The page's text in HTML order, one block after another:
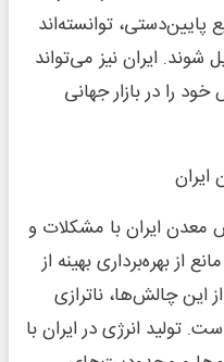
پایین‌دستی، توانسته‌اند
شوند. ایران نیز می‌تواند
را در بازار جهانی
معدن ایران با مشکلات و
از بهره‌برداری بهینه از
این چالش‌ها، ناترازی
تولید انرژی در ایران با